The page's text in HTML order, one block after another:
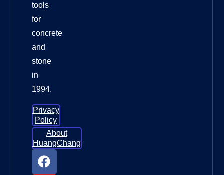
tools
for
concrete
and
stone
in
1994.
Privacy
Policy
About
HuangChang